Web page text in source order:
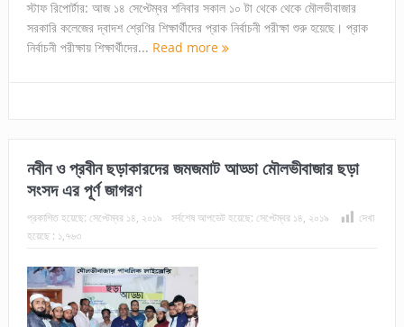
স্টাফ রিপোর্টার: আজ ১৪ সেপ্টেম্বর শনিবার সকাল ১০ টা থেকে থেকে মৌলভীবাজার
সরকারি কলেজের দ্বাদশ শ্রেণির শিক্ষার্থীদের প্রাক নির্বাচনী পরীক্ষা শুরু হয়েছে। প্রাক
নির্বাচনী পরীক্ষায় শিক্ষার্থীদের... Read more
নবীন ও প্রবীন ছড়াকারদের জমজমাট আড্ডা মৌলভীবাজার ছড়া
সংসদ এর পূর্ণ জাগরণ
প্রকাশিত হয়েছে: সেপ্টেম্বর ১৪, ২০১৯ সর্বশেষ আপডেট হয়েছে: সেপ্টেম্বর ১৪, ২০১৯
দেখা
হয়েছে : ১,৭৬৩